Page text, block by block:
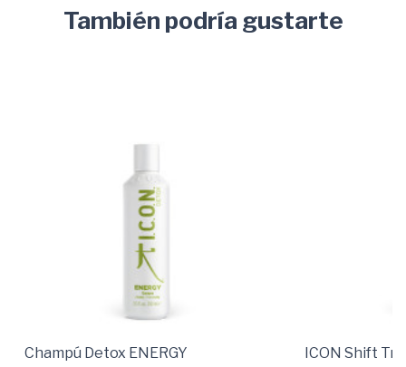
También podría gustarte
Champú Detox ENERGY
ICON Shift